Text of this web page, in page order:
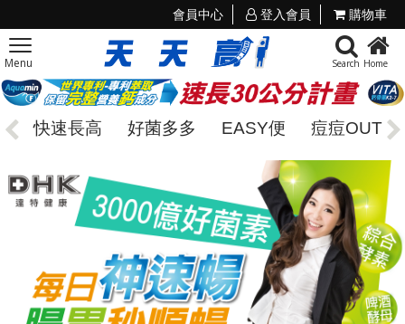
會員中心 登入會員 購物車
Menu Search Home
快速長高 好菌多多 EASY便 痘痘OUT